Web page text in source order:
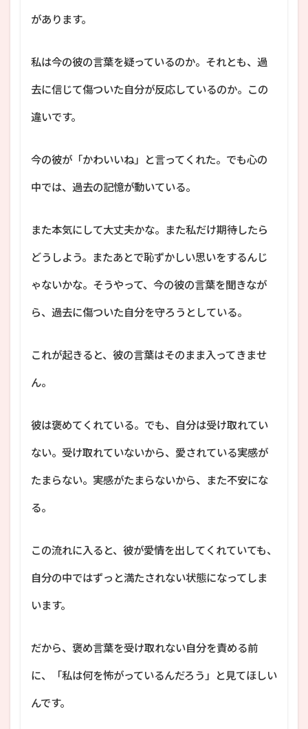
があります。
私は今の彼の言葉を疑っているのか。それとも、過
去に信じて傷ついた自分が反応しているのか。この
違いです。
今の彼が「かわいいね」と言ってくれた。でも心の
中では、過去の記憶が動いている。
また本気にして大丈夫かな。また私だけ期待したら
どうしよう。またあとで恥ずかしい思いをするんじ
ゃないかな。そうやって、今の彼の言葉を聞きなが
ら、過去に傷ついた自分を守ろうとしている。
これが起きると、彼の言葉はそのまま入ってきませ
ん。
彼は褒めてくれている。でも、自分は受け取れてい
ない。受け取れていないから、愛されている実感が
たまらない。実感がたまらないから、また不安にな
る。
この流れに入ると、彼が愛情を出してくれていても、
自分の中ではずっと満たされない状態になってしま
います。
だから、褒め言葉を受け取れない自分を責める前
に、「私は何を怖がっているんだろう」と見てほしい
んです。